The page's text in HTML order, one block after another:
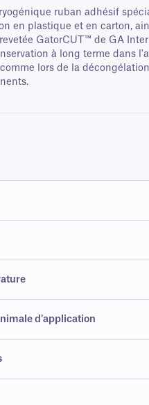
ruban adhésif
en plastique et en carton,
GatorCUT™ de GA
à long terme dans
lors de la
d'application